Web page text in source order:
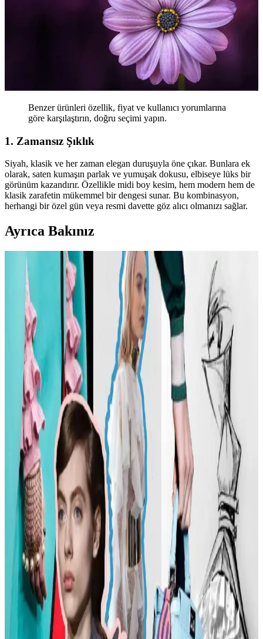
Benzer ürünleri özellik, fiyat ve kullanıcı yorumlarına
göre karşılaştırın, doğru seçimi yapın.
1. Zamansız Şıklık
Siyah, klasik ve her zaman elegan duruşuyla öne çıkar. Bunlara ek
olarak, saten kumaşın parlak ve yumuşak dokusu, elbiseye lüks bir
görünüm kazandırır. Özellikle midi boy kesim, hem modern hem de
klasik zarafetin mükemmel bir dengesi sunar. Bu kombinasyon,
herhangi bir özel gün veya resmi davette göz alıcı olmanızı sağlar.
Ayrıca Bakınız
Carolyn Bessette Kennedy Stili ve 90'lar
Minimalizminin Günümüzdeki Yansımaları
Carolyn Bessette Kennedy'nin 90'lar minimalizmini yansıtan stili,
fiziksel özelliklere dayalı popülerliği ve aşırı yüceltilmesiyle
tartışılıyor. Günümüzde moda daha fazla bireysellik ve çeşitlilik
arıyor.
Günlük Moda Soruları ve Stil Önerileri: Vücut
Tipine Uygun Kombinasyonlar ve Ayakkabı Seçimi
Moda ve stil, kişisel tercihlere göre şekillenir. Vücut tipine uygun
kıyafet seçimi, günlük kombin önerileri ve rahat ayakkabı
markalarıyla şıklığı yakalayın. İkinci el lüks ürün alımında dikkat
edilmesi gerekenler burada.
Kadın Modasında Beden Tipi, Sürdürülebilirlik ve
Mevsime Uygun Stil Önerileri
Kadın modasında beden tipine uygun kıyafet seçimi, sürdürülebilir
markalar ve mevsimsel kombin önerileri ele alınmaktadır. Estetik ve
konforu birleştiren pratik stil yaklaşımları sunulmaktadır.
Kadın Moda Tavsiyeleri: Günlük Stil Önerileri,
Vücut Şekline Uygun Giysiler ve Kombin İpuçları
Kadın modasında renk uyumu, vücut şekline uygun giysiler, rahat
ayakkabılar ve aksesuar seçimi gibi konularda pratik öneriler
sunulmaktadır. Stil ikonlarından ilham alınarak sürdürülebilir moda
tercihleri vurgulanıyor.
Kemer Tokalarının Moda ve Kültürel Anlamları:
Şehir ve Kırsal Alanlarda Algı Farkları